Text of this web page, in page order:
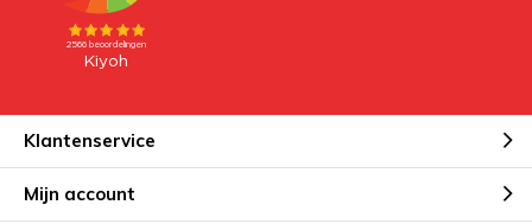
Klantenservice
Mijn account